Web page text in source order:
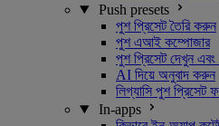
Push presets
পুশ প্রিসেট তৈরি করুন
পুশ এআই কম্পোজার
পুশ প্রিসেট দেখুন এবং
AI দিয়ে অনুবাদ করুন
লিগ্যাসি পুশ প্রিসেট
In-apps